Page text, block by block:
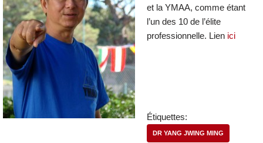
et la YMAA, comme étant
l’un des 10 de l’élite
professionnelle. Lien ici
Étiquettes:
DR YANG JWING MING